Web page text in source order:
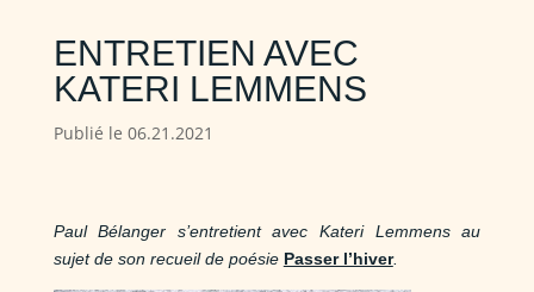
ENTRETIEN AVEC
KATERI LEMMENS
Publié le 06.21.2021
Paul Bélanger s’entretient avec Kateri Lemmens au
sujet de son recueil de poésie Passer l’hiver.